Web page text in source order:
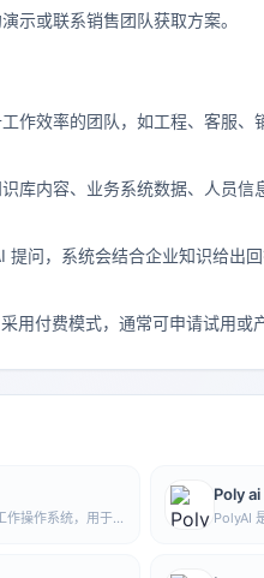
示或联系销售团队获取方案。
作效率的团队，如工程、客服、
库内容、业务系统数据、人员信
问，系统会结合企业知识给出
用付费模式，通常可申请试用或
作操作系统，用于
Poly ai
PolyAI